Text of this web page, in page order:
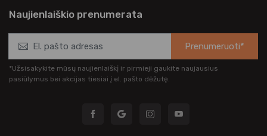
Naujienlaiškio prenumerata
Prenumeruoti*
*Užsisakykite mūsų naujienlaiškį ir pirmieji gaukite naujausius
pasiūlymus bei akcijas tiesiai į el. pašto dėžutę.